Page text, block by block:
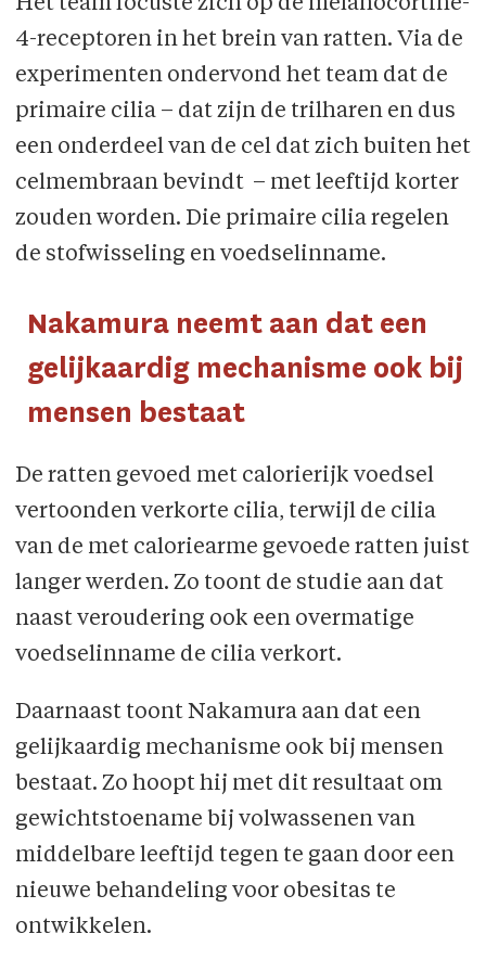
Het team focuste zich op de melanocortine-
4-receptoren in het brein van ratten. Via de
experimenten ondervond het team dat de
primaire cilia – dat zijn de trilharen en dus
een onderdeel van de cel dat zich buiten het
celmembraan bevindt – met leeftijd korter
zouden worden. Die primaire cilia regelen
de stofwisseling en voedselinname.
Nakamura neemt aan dat een
gelijkaardig mechanisme ook bij
mensen bestaat
De ratten gevoed met calorierijk voedsel
vertoonden verkorte cilia, terwijl de cilia
van de met caloriearme gevoede ratten juist
langer werden. Zo toont de studie aan dat
naast veroudering ook een overmatige
voedselinname de cilia verkort.
Daarnaast toont Nakamura aan dat een
gelijkaardig mechanisme ook bij mensen
bestaat. Zo hoopt hij met dit resultaat om
gewichtstoename bij volwassenen van
middelbare leeftijd tegen te gaan door een
nieuwe behandeling voor obesitas te
ontwikkelen.